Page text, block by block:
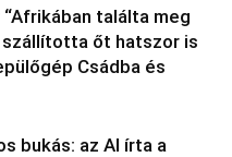
“Afrikában találta meg
őt hatszor is
Csádba és
bukás: az AI írta a